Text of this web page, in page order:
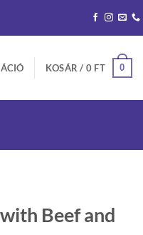
KOSÁR / 0 FT 0
Beef and